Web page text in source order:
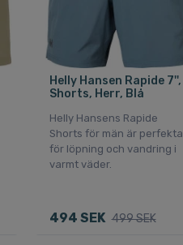
Helly Hansen Rapide 7'',
Shorts, Herr, Blå
Helly Hansens Rapide
Shorts för män är perfekta
för löpning och vandring i
varmt väder.
494 SEK 499 SEK